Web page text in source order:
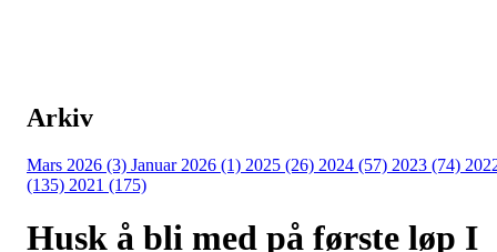
Arkiv
Mars 2026 (3) Januar 2026 (1) 2025 (26) 2024 (57) 2023 (74)
(135) 2021 (175)
Husk å bli med på første løp I